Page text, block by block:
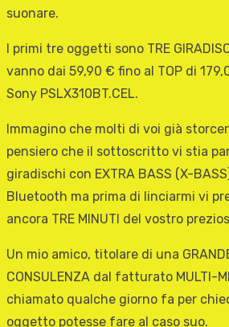
suonare.
I primi tre oggetti sono TRE
vanno dai 59,90 € fino al TOP di
Sony PSLX310BT.CEL.
Immagino che molti di voi già
pensiero che il sottoscritto vi stia
giradischi con EXTRA BASS (X-
Bluetooth ma prima di linciarmi vi
ancora TRE MINUTI del vostro
Un mio amico, titolare di una
CONSULENZA dal fatturato MULTI-
chiamato qualche giorno fa per
oggetto potesse fare al caso suo.